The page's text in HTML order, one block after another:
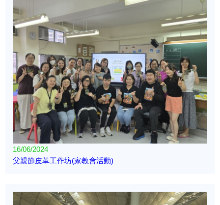
16/06/2024
父親節皮革工作坊(家教會活動)